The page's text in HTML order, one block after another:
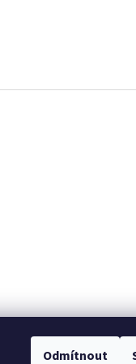
Odmítnout